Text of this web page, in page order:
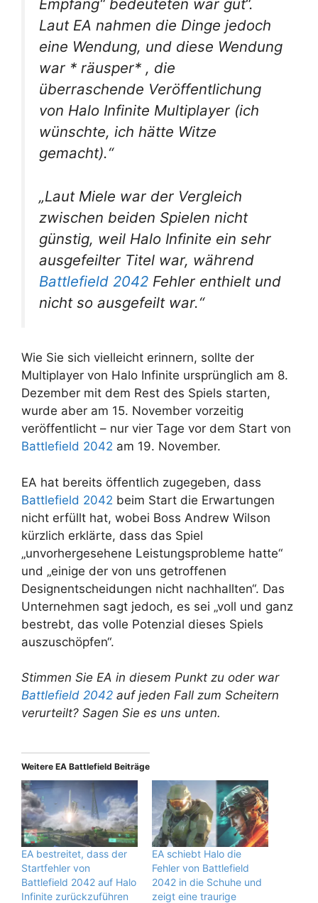
Empfang“ bedeuteten war gut“.
Laut EA nahmen die Dinge jedoch
eine Wendung, und diese Wendung
war * räusper* , die
überraschende Veröffentlichung
von Halo Infinite Multiplayer (ich
wünschte, ich hätte Witze
gemacht).“
„Laut Miele war der Vergleich
zwischen beiden Spielen nicht
günstig, weil Halo Infinite ein sehr
ausgefeilter Titel war, während
Battlefield 2042 Fehler enthielt und
nicht so ausgefeilt war.“
Wie Sie sich vielleicht erinnern, sollte der
Multiplayer von Halo Infinite ursprünglich am 8.
Dezember mit dem Rest des Spiels starten,
wurde aber am 15. November vorzeitig
veröffentlicht – nur vier Tage vor dem Start von
Battlefield 2042 am 19. November.
EA hat bereits öffentlich zugegeben, dass
Battlefield 2042 beim Start die Erwartungen
nicht erfüllt hat, wobei Boss Andrew Wilson
kürzlich erklärte, dass das Spiel
„unvorhergesehene Leistungsprobleme hatte“
und „einige der von uns getroffenen
Designentscheidungen nicht nachhallten“. Das
Unternehmen sagt jedoch, es sei „voll und ganz
bestrebt, das volle Potenzial dieses Spiels
auszuschöpfen“.
Stimmen Sie EA in diesem Punkt zu oder war
Battlefield 2042 auf jeden Fall zum Scheitern
verurteilt? Sagen Sie es uns unten.
Weitere EA Battlefield Beiträge
EA bestreitet, dass der
Startfehler von
Battlefield 2042 auf Halo
Infinite zurückzuführen
EA schiebt Halo die
Fehler von Battlefield
2042 in die Schuhe und
zeigt eine traurige